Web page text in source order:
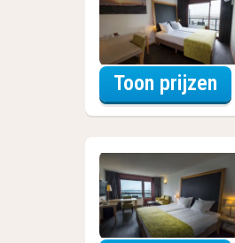
Toon prijzen